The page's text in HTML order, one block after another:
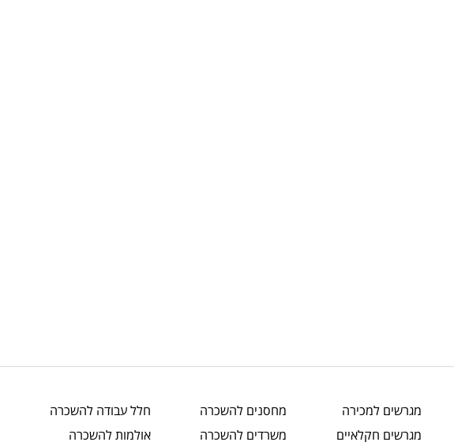
מגרשים למכירה
מגרשים חקלאיים
מחסנים להשכרה
משרדים להשכרה
חלל עבודה להשכרה
אולמותלהשכרה